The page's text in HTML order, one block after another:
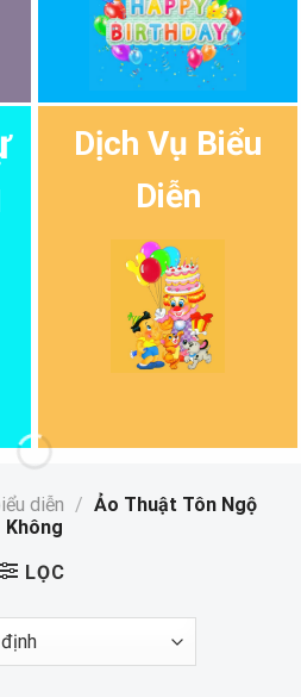
Dịch Vụ Biểu
Diễn
diễn / Ảo Thuật Tôn Ngộ
Không
LỌC